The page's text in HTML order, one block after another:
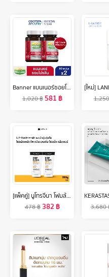
Banner แบนเนอร์ซอยโปรตีน “สดใส ไม่เพลีย พร้อมลุยงาน” 60 แคปซูล แพ็ค 2 กระปุก
1,020฿ 581 ฿
[แพ็คคู่] นูโทรจีนา โฟมล้างหน้า ดีพ คลีน เจนเทิล โฟมมิ่ง คลีนเซอร์ 150 ก. x 2 Neutrogena Deep Clean Gentle Foaming Cleanser 150 g. x 2, โฟมล้างหน้า วิปโฟมอะมิโน, 8% Amino Acid, ทำความสะอาดล้ำลึก, อ่อนโยน ไม่ทำร้ายปราการผิว ไม่แห้งตึง
478฿ 382฿
3,680